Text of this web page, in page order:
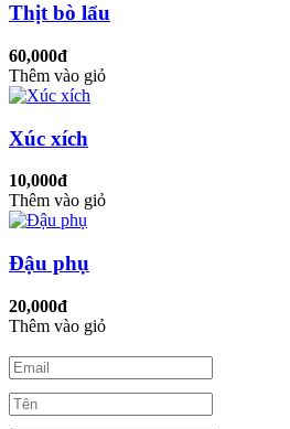
Thịt bò lẩu
60,000đ
Thêm vào giỏ
Xúc xích
10,000đ
Thêm vào giỏ
Đậu phụ
20,000đ
Thêm vào giỏ